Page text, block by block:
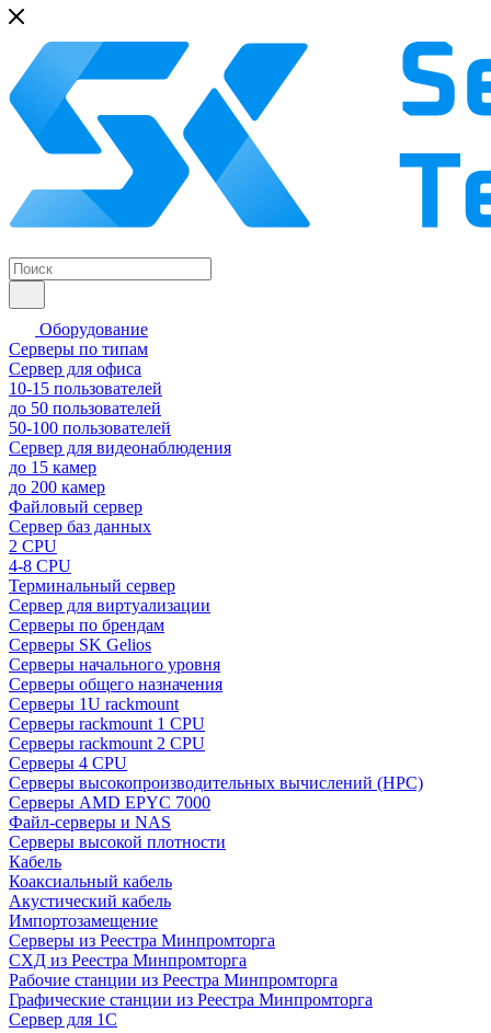
Оборудование
Серверы по типам
Сервер для офиса
10-15 пользователей
до 50 пользователей
50-100 пользователей
Сервер для видеонаблюдения
до 15 камер
до 200 камер
Файловый сервер
Сервер баз данных
2 CPU
4-8 CPU
Терминальный сервер
Сервер для виртуализации
Серверы по брендам
Серверы SK Gelios
Серверы начального уровня
Серверы общего назначения
Серверы 1U rackmount
Серверы rackmount 1 CPU
Серверы rackmount 2 CPU
Серверы 4 CPU
Серверы высокопроизводительных вычислений (HPC)
Серверы AMD EPYC 7000
Файл-серверы и NAS
Серверы высокой плотности
Кабель
Коаксиальный кабель
Акустический кабель
Импортозамещение
Серверы из Реестра Минпромторга
СХД из Реестра Минпромторга
Рабочие станции из Реестра Минпромторга
Графические станции из Реестра Минпромторга
Сервер для 1С